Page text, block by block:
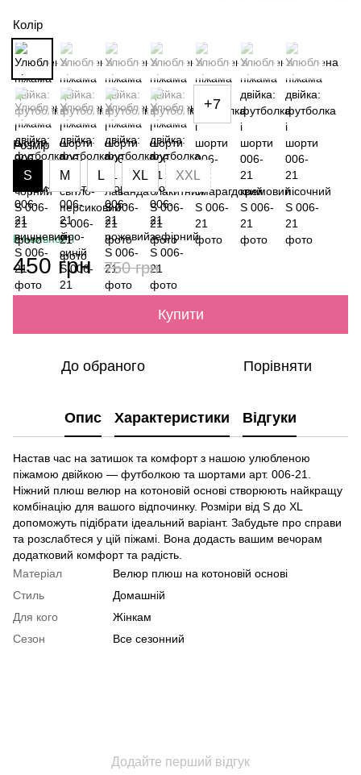
Колір
+7
Розмір
S M L XL XXL
В наявності
450 грн 750 грн
Купити
До обраного Порівняти
Опис Характеристики Відгуки
Настав час на затишок та комфорт з нашою улюбленою
піжамою двійкою — футболкою та шортами арт. 006-21.
Ніжний плюш велюр на котоновій основі створюють найкращу
комбінацію для вашого відпочинку. Розміри від S до XL
допоможуть підібрати ідеальний варіант. Забудьте про справи
та розслабтеся у цій піжамі. Вона додасть вашим вечорам
додатковий комфорт та радість.
Матеріал
Велюр плюш на котоновій основі
Стиль
Домашній
Для кого
Жінкам
Сезон
Все сезонний
Додайте перший відгук